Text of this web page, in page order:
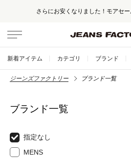
セール開催！ 対象アイテム
新着アイテム カテゴリ ブランド
ジーンズファクトリー ブランド一覧
ブランド一覧
指定なし
MENS